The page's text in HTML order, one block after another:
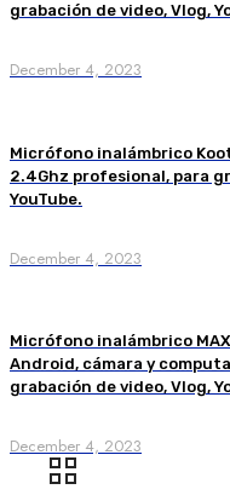
grabación de video, Vlog,
December 4, 2023
Micrófono inalámbrico
2.4Ghz profesional, para
YouTube.
December 4, 2023
Micrófono inalámbrico
Android, cámara y
grabación de video, Vlog,
December 4, 2023